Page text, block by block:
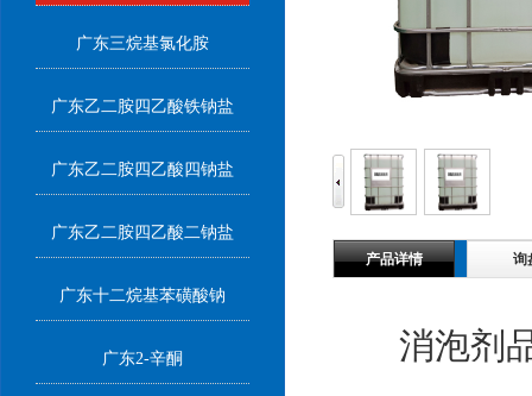
广东三烷基氯化胺
广东乙二胺四乙酸铁钠盐
广东乙二胺四乙酸四钠盐
广东乙二胺四乙酸二钠盐
广东十二烷基苯磺酸钠
广东2-辛酮
产品详情 询
消泡剂品